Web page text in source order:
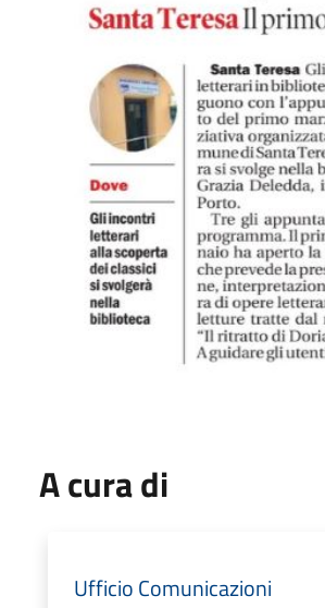
A cura di
Ufficio Comunicazioni